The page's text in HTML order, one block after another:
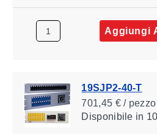
Aggiungi
19SJP2-40-T
701,45 € / pezzo
Disponibile in